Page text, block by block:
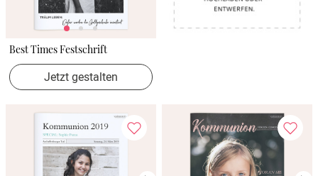
Best Times Festschrift
Jetzt gestalten